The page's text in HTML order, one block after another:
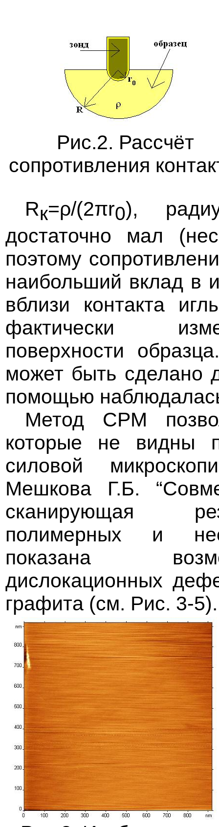
Рис.2. Рассчёт
сопротивления
Rк=ρ/(2πr0),
достаточно мал
поэтому
наибольший вклад в
вблизи контакта
фактически
поверхности
может быть сделано
помощью
Метод СРМ
которые не видны
силовой
Мешкова Г.Б.
сканирующая
полимерных и
показана
дислокационных
графита (см. Рис. 3-5).